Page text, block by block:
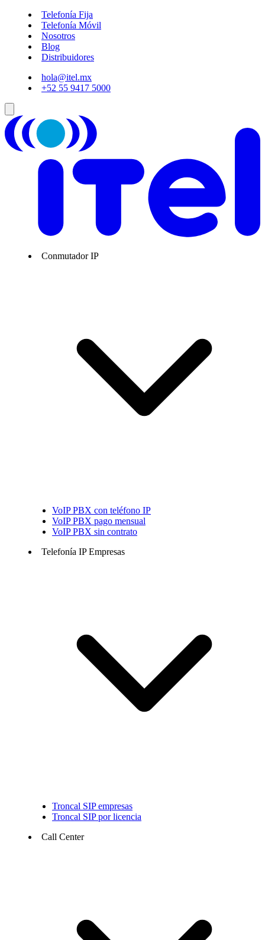
Telefonía Fija
Telefonía Móvil
Nosotros
Blog
Distribuidores
hola@itel.mx
+52 55 9417 5000
Conmutador IP
VoIP PBX con teléfono IP
VoIP PBX pago mensual
VoIP PBX sin contrato
Telefonía IP Empresas
Troncal SIP empresas
Troncal SIP por licencia
Call Center